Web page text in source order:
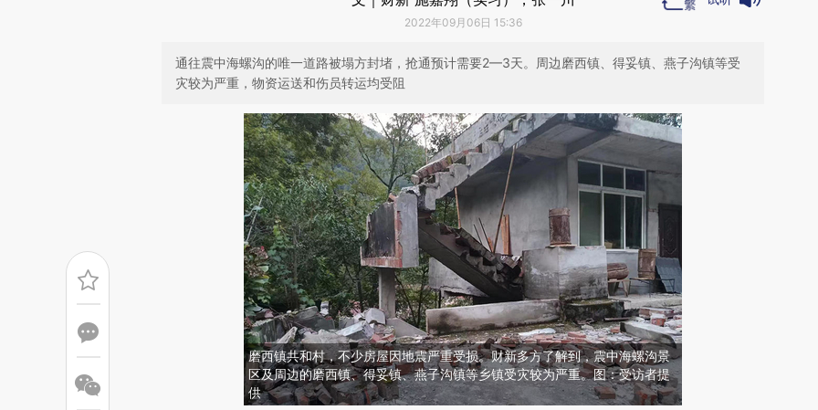
2022年09月06日 15:36
通往震中海螺沟的唯一道路被塌方封堵，抢通预计需要2—3天。周边磨西镇、得妥镇、燕子沟镇等受
灾较为严重，物资运送和伤员转运均受阻
磨西镇共和村，不少房屋因地震严重受损。财新多方了解到，震中海螺沟景
区及周边的磨西镇、得妥镇、燕子沟镇等乡镇受灾较为严重。图：受访者提
供